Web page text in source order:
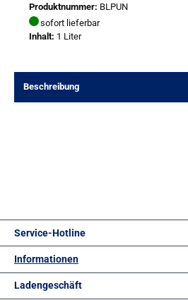
Produktnummer: BLPUN
sofort lieferbar
Inhalt: 1 Liter
Beschreibung
Service-Hotline
Informationen
Ladengeschäft